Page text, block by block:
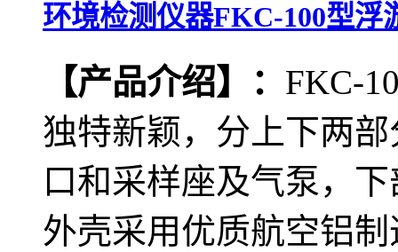
环境检测仪器FKC-100型浮
【产品介绍】： FKC-
独特新颖，分上下两部
口和采样座及气泵，
外壳采用优质航空铝